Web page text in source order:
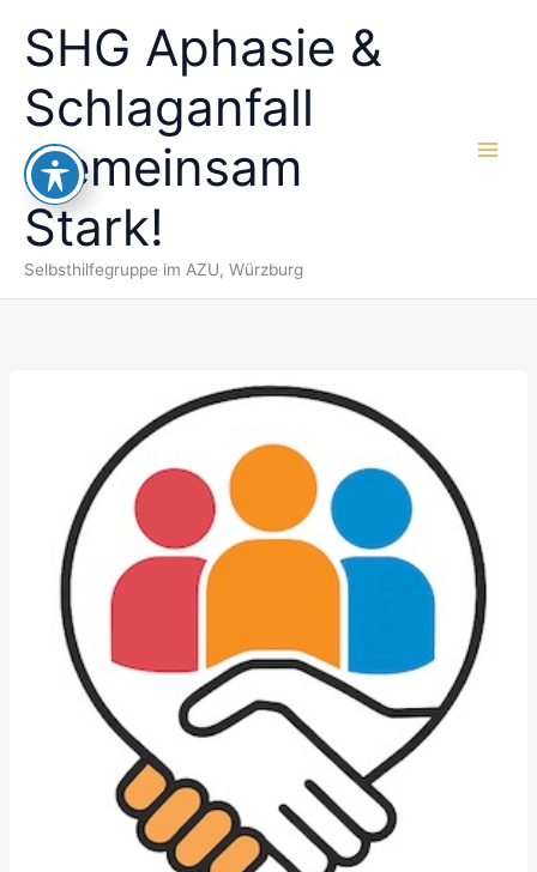
Inhalt
springen
SHG Aphasie &
Schlaganfall
Gemeinsam
Stark!
Selbsthilfegruppe im AZU, Würzburg